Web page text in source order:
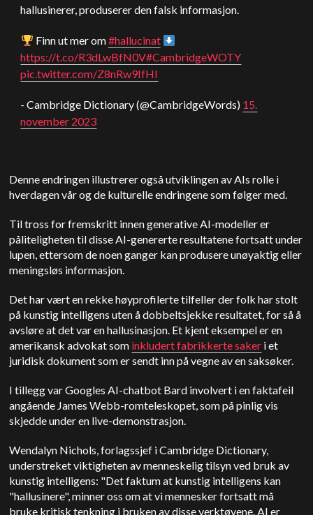
hallusinerer, produserer den falsk informasjon.
Finn ut mer om#hallucinat
https://t.co/R3dLwBfN0V#CambridgeWOTY
pic.twitter.com/Z8nRw9IfHI
- Cambridge Dictionary (@CambridgeWords) 15.
november 2023
Denne endringen illustrerer også utviklingen av AIs rolle i
hverdagen vår og de kulturelle endringene som følger med.
Til tross for fremskritt innen generative AI-modeller er
påliteligheten til disse AI-genererte resultatene fortsatt under
lupen, ettersom de noen ganger kan produsere unøyaktig eller
meningsløs informasjon.
Det har vært en rekke høyprofilerte tilfeller der folk har stolt
på kunstig intelligens uten å dobbeltsjekke resultatet, for så å
avsløre at det var en hallusinasjon. Et kjent eksempel er en
amerikansk advokat som inkludert fabrikkerte saker i et
juridisk dokument som er sendt inn på vegne av en saksøker.
I tillegg var Googles AI-chatbot Bard involvert i en faktafeil
angående James Webb-romteleskopet, som på pinlig vis
skjedde under en live-demonstrasjon.
Wendalyn Nichols, forlagssjef i Cambridge Dictionary,
understreket viktigheten av menneskelig tilsyn ved bruk av
kunstig intelligens: "Det faktum at kunstig intelligens kan
"hallusinere", minner oss om at vi mennesker fortsatt må
bruke kritisk tenkning i bruken av disse verktøyene. AI er